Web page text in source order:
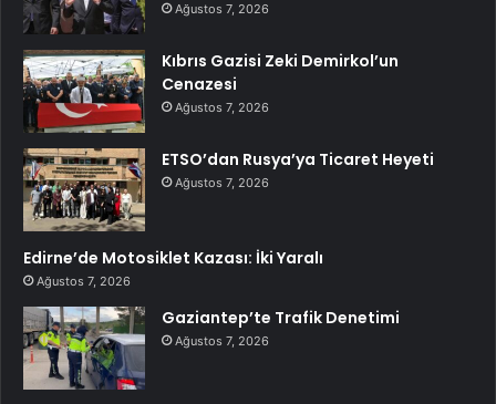
Ağustos 7, 2026
Kıbrıs Gazisi Zeki Demirkol’un
Cenazesi
Ağustos 7, 2026
ETSO’dan Rusya’ya Ticaret Heyeti
Ağustos 7, 2026
Edirne’de Motosiklet Kazası: İki Yaralı
Ağustos 7, 2026
Gaziantep’te Trafik Denetimi
Ağustos 7, 2026